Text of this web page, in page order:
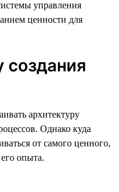
управления
ценности для
создания
архитектуру
Однако куда
от самого ценного,
опыта.